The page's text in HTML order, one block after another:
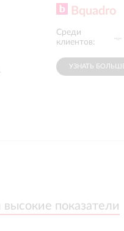
Bquadro
Среди
клиентов:
ТД Кремлевский
УЗНАТЬ
высокие показатели
высокие показатели